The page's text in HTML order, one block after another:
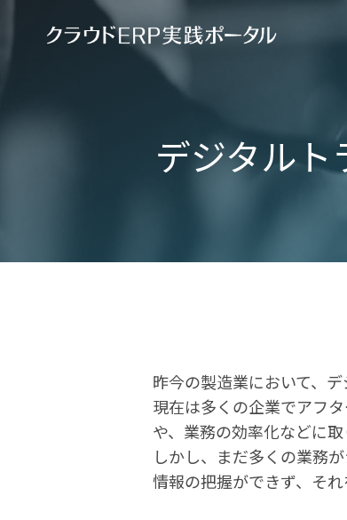
デジタル
昨今の製造業において、
現在は多くの企業でアフ
や、業務の効率化などに取
しかし、まだ多くの業務
情報の把握ができず、そ